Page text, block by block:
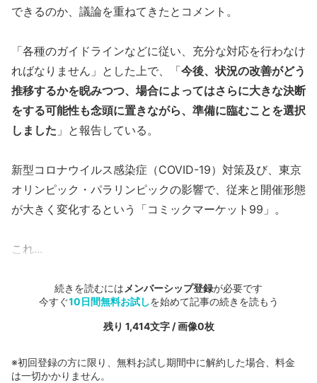
できるのか、議論を重ねてきたとコメント。
「各種のガイドラインなどに従い、充分な対応を行わなけ
ればなりません」とした上で、「今後、状況の改善がどう
推移するかを睨みつつ、場合によってはさらに大きな決断
をする可能性も念頭に置きながら、準備に臨むことを選択
しました 」と報告している。
新型コロナウイルス感染症（COVID-19）対策及び、東京
オリンピック・パラリンピックの影響で、従来と開催形態
が大きく変化するという「コミックマーケット99」。
これ...
続きを読むには メンバーシップ登録が必要です
今すぐ10日間無料お試しを始めて記事の続きを読もう
残り 1,414文字 / 画像0枚
※初回登録の方に限り、無料お試し期間中に解約した場合、料金
は一切かかりません。